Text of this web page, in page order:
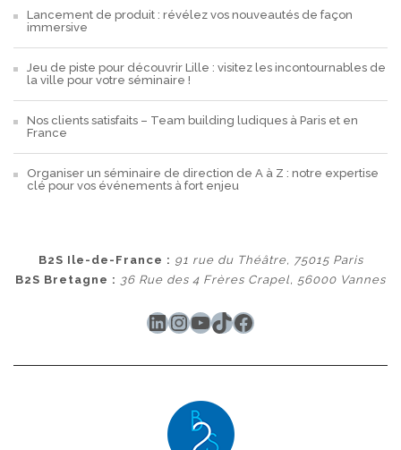
Lancement de produit : révélez vos nouveautés de façon
immersive
Jeu de piste pour découvrir Lille : visitez les incontournables de
la ville pour votre séminaire !
Nos clients satisfaits – Team building ludiques à Paris et en
France
Organiser un séminaire de direction de A à Z : notre expertise
clé pour vos événements à fort enjeu
B2S Ile-de-France : 91 rue du Théâtre, 75015 Paris
B2S Bretagne : 36 Rue des 4 Frères Crapel, 56000 Vannes
LinkedIn
Instagram
YouTube
TikTok
Facebook